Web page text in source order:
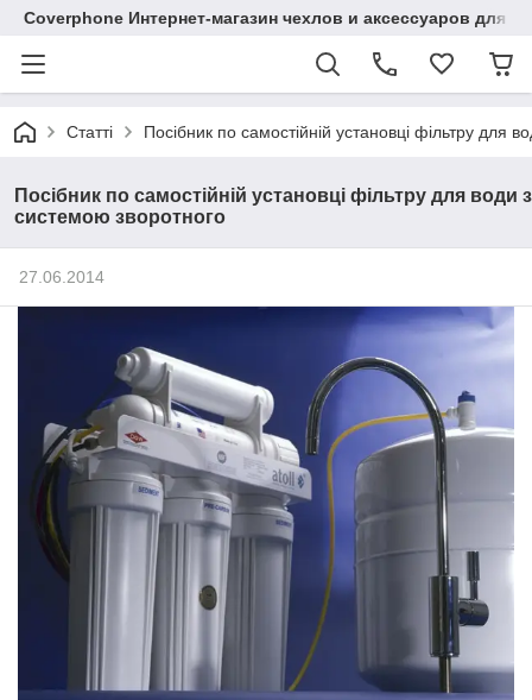
Coverphone Интернет-магазин чехлов и аксессуаров для
Статті Посібник по самостійній установці фільтру для
Посібник по самостійній установці фільтру для води з
системою зворотного
27.06.2014